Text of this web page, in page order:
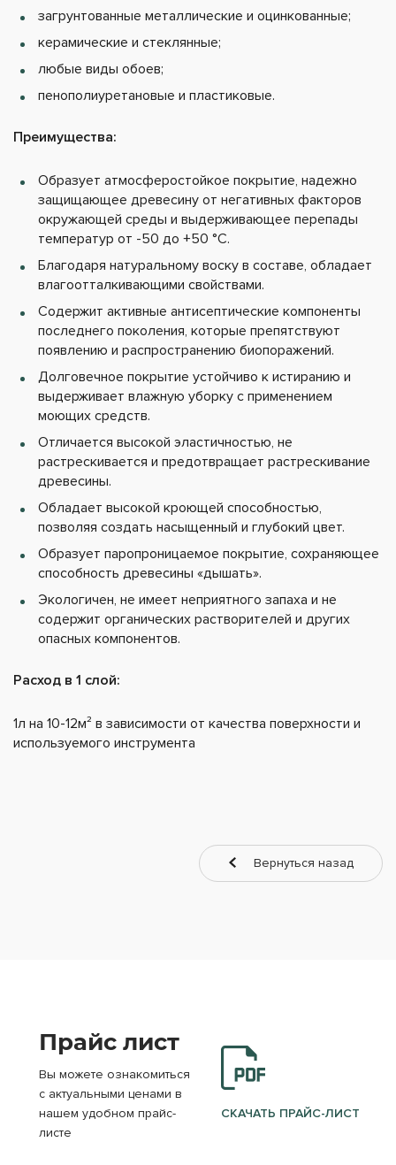
загрунтованные металлические и оцинкованные;
керамические и стеклянные;
любые виды обоев;
пенополиуретановые и пластиковые.
Преимущества:
Образует атмосферостойкое покрытие, надежно
защищающее древесину от негативных факторов
окружающей среды и выдерживающее перепады
температур от -50 до +50 °C.
Благодаря натуральному воску в составе, обладает
влагоотталкивающими свойствами.
Содержит активные антисептические компоненты
последнего поколения, которые препятствуют
появлению и распространению биопоражений.
Долговечное покрытие устойчиво к истиранию и
выдерживает влажную уборку с применением
моющих средств.
Отличается высокой эластичностью, не
растрескивается и предотвращает растрескивание
древесины.
Обладает высокой кроющей способностью,
позволяя создать насыщенный и глубокий цвет.
Образует паропроницаемое покрытие, сохраняющее
способность древесины «дышать».
Экологичен, не имеет неприятного запаха и не
содержит органических растворителей и других
опасных компонентов.
Расход в 1 слой:
1л на 10-12м² в зависимости от качества поверхности и
используемого инструмента
Вернуться назад
Прайс лист
Вы можете ознакомиться
с актуальными ценами в
нашем удобном прайс-
листе
СКАЧАТЬ ПРАЙС-ЛИСТ